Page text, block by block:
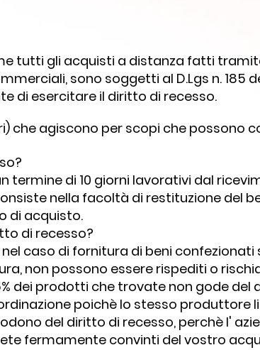
tutti gli acquisti a distanza fatti
sono soggetti al D.Lgs n. 185
di esercitare il diritto di recesso.
che agiscono per scopi che possono
termine di 10 giorni lavorativi dal
consiste nella facoltà di restituzione del
di acquisto.
di recesso?
caso di fornitura di beni
non possono essere rispediti o
dei prodotti che trovate non gode del
poichè lo stesso produttore
del diritto di recesso, perchè l'
fermamente convinti del vostro